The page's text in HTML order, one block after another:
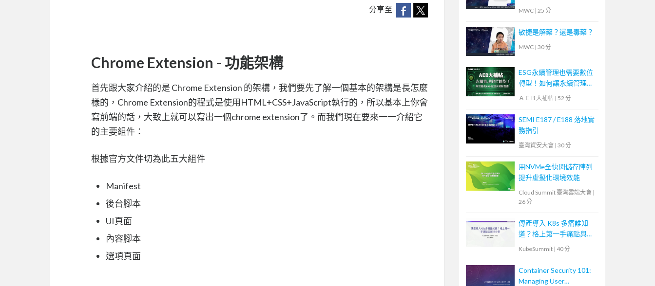
分享至
Chrome Extension - 功能架構
首先跟大家介紹的是 Chrome Extension 的架構，我們要先了解一個基本的架構是長怎麼
樣的，Chrome Extension的程式是使用HTML+CSS+JavaScript執行的，所以基本上你會
寫前端的話，大致上就可以寫出一個chrome extension了。而我們現在要來一一介紹它
的主要組件：
根據官方文件切為此五大組件
Manifest
後台腳本
UI頁面
內容腳本
選項頁面
MWC | 25 分
敏捷是解藥？還是毒藥？
MWC | 30 分
ESG永續管理也需要數位
轉型！如何讓永續管理既
高效又符合國際標章？
ＡＥＢ大補帖 | 52 分
SEMI E187 / E188 落地實
務指引
臺灣資安大會 | 30 分
用NVMe全快閃儲存陣列
提升虛擬化環境效能
Cloud Summit 臺灣雲端大會 |
26 分
傳產導入 K8s 多痛誰知
道？格上第一手痛點與解
KubeSummit | 40 分
Container Security 101:
Managing User